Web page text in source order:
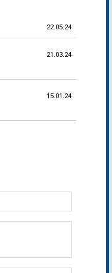
22.05.24
21.03.24
15.01.24